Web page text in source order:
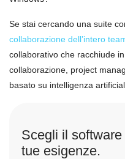
Se stai cercando una suite
collaborazione dell’intero
collaborativo che racchiude
collaborazione, project
basato su intelligenza
Scegli il
tue esigenze.